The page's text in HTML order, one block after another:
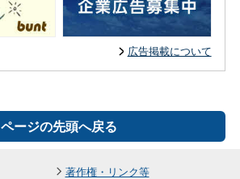
広告掲載について
ページの先頭へ戻る
著作権・リンク等